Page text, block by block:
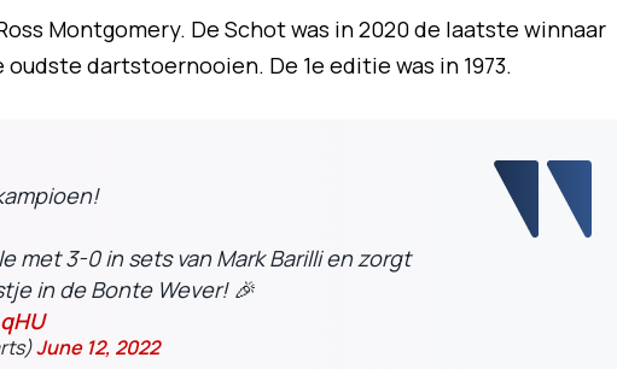
Montgomery. De Schot was in 2020 de laatste winnaar
oudste dartstoernooien. De 1e editie was in 1973.
met 3-0 in sets van Mark Barilli en zorgt
in de Bonte Wever! 🎉
June 12, 2022